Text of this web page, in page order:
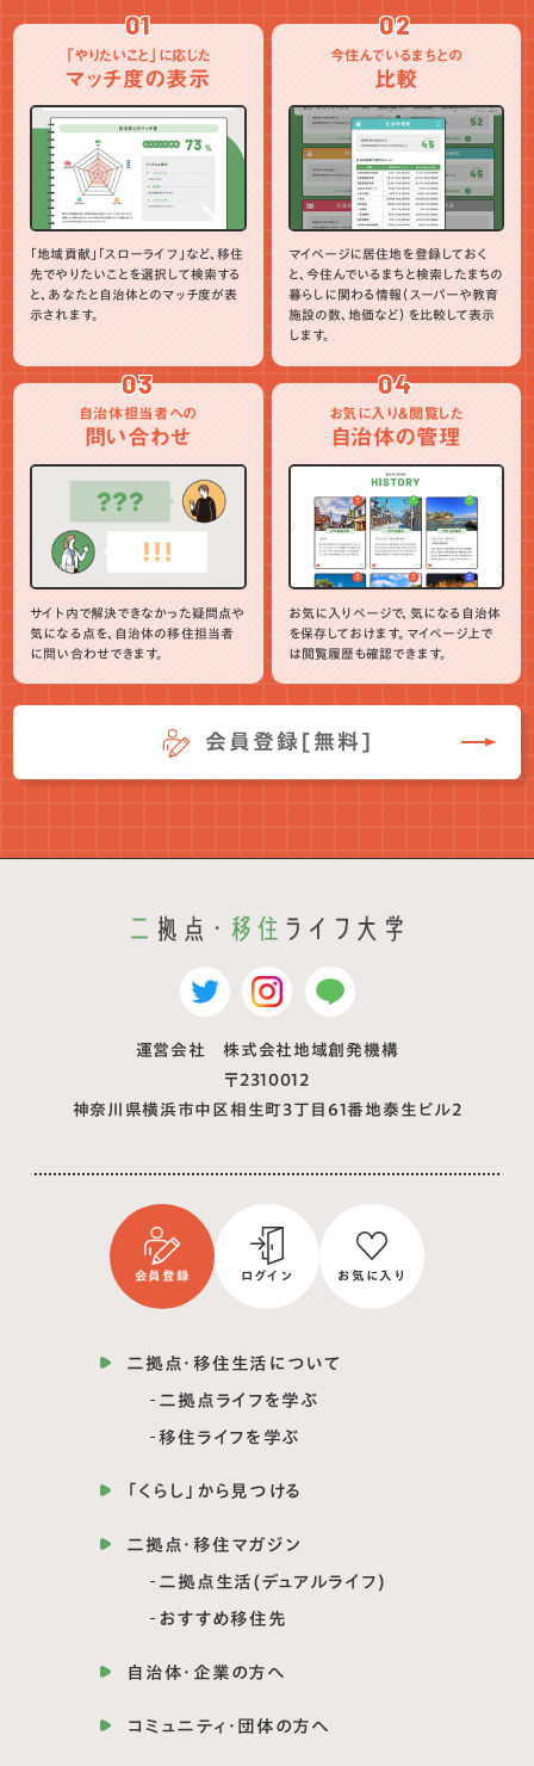
01
「やりたいこと」に応じた
マッチ度の表示
「地域貢献」「スローライフ」など、移住
先でやりたいことを選択して検索する
と、あなたと自治体とのマッチ度が表
示されます。
02
今住んでいるまちとの
比較
マイページに居住地を登録しておく
と、今住んでいるまちと検索したまちの
暮らしに関わる情報（スーパーや教育
施設の数、地価など）を比較して表示
します。
03
自治体担当者への
問い合わせ
サイト内で解決できなかった疑問点や
気になる点を、自治体の移住担当者
に問い合わせできます。
04
お気に入り＆閲覧した
自治体の管理
お気に入りページで、気になる自治体
を保存しておけます。マイページ上で
は閲覧履歴も確認できます。
会員登録[無料]
運営会社 株式会社地域創発機構
〒2310012
神奈川県横浜市中区相生町3丁目61番地泰生ビル2
会員登録 ログイン お気に入り
二拠点・移住生活について
二拠点ライフを学ぶ
移住ライフを学ぶ
「くらし」から見つける
二拠点・移住マガジン
二拠点生活(デュアルライフ)
おすすめ移住先
自治体・企業の方へ
コミュニティ・団体の方へ